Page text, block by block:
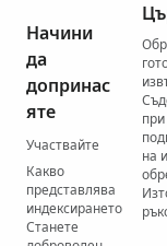
Начини
да
допринас
яте
Участвайте
Какво
представлява
индексирането
Станете
при
на